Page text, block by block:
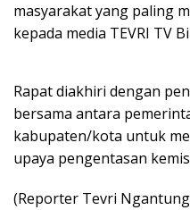
masyarakat yang paling
kepada media TEVRI TV
Rapat diakhiri dengan
bersama antara
kabupaten/kota untuk
upaya pengentasan
‎‎(Reporter Tevri